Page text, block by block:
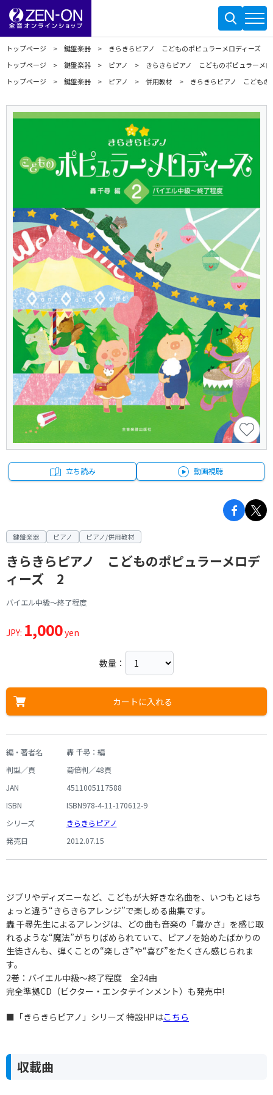
トップページ 鍵盤楽器
きらきらピアノ こどものポピュラーメロディーズ 2
トップページ
鍵盤楽器 ピアノ
きらきらピアノ こどものポピュラーメ
トップページ
鍵盤楽器 ピアノ 併用教材 きらきらピアノ こども
立ち読み 動画視聴
鍵盤楽器 ピアノ ピアノ/併用教材
きらきらピアノ こどものポピュラーメロデ
ィーズ 2
バイエル中級～終了程度
JPY: 1,000yen
数量：
カートに入れる
編・著者名
轟 千尋：編
判型／頁
菊倍判／48頁
JAN
4511005117588
ISBN
ISBN978-4-11-170612-9
シリーズ
きらきらピアノ
発売日
2012.07.15
ジブリやディズニーなど、こどもが大好きな名曲を、いつもとはち
ょっと違う“きらきらアレンジ”で楽しめる曲集です。
轟 千尋先生によるアレンジは、どの曲も音楽の「豊かさ」を感じ取
れるような“魔法”がちりばめられていて、ピアノを始めたばかりの
生徒さんも、弾くことの“楽しさ”や“喜び”をたくさん感じられま
す。
2巻：バイエル中級～終了程度 全24曲
完全準拠CD（ビクター・エンタテインメント）も発売中!
■「きらきらピアノ」シリーズ 特設HPはこちら
収載曲